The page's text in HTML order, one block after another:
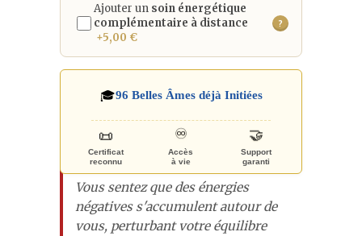
Ajouter un soin énergétique
complémentaire à distance
+5,00 €
?
🎓96 Belles Âmes déjà Initiées
📜
Certificat
reconnu
♾️
Accès
à vie
🤝
Support
garanti
Vous sentez que des énergies
négatives s'accumulent autour de
vous, perturbant votre équilibre